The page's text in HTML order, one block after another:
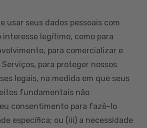
usar seus dados pessoais com
interesse legítimo, como para
para comercializar e
para proteger nossos
legais, na medida em que seus
fundamentais não
consentimento para fazê-lo
específica; ou (iii) a necessidade